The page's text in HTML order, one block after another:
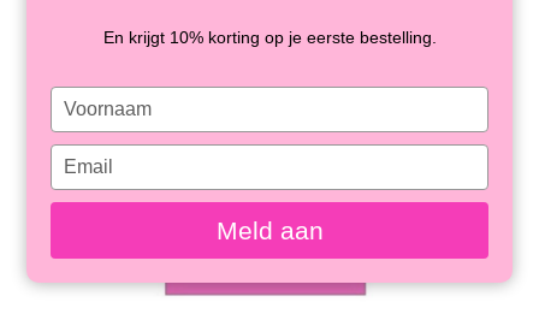
En krijgt 10% korting op je eerste bestelling.
Type
your
name
Type
your
email
Meld aan